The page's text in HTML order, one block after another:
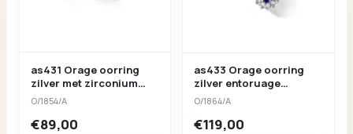
as431 Orage oorring
zilver met zirconium
rood
O/1854/A
€89,00
as433 Orage oorring
zilver entoruage
zirconium blauwe
O/1864/A
€119,00